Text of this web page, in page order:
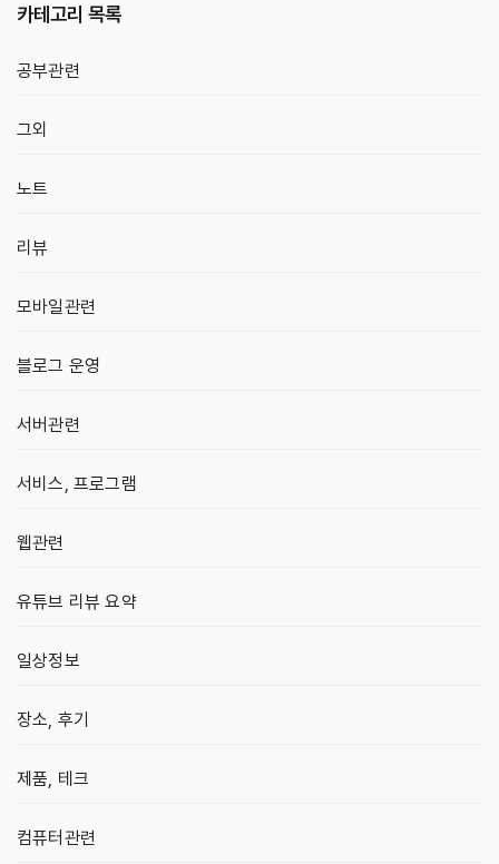
카테고리 목록
공부관련
그외
노트
리뷰
모바일관련
블로그 운영
서버관련
서비스, 프로그램
웹관련
유튜브 리뷰 요약
일상정보
장소, 후기
제품, 테크
컴퓨터관련